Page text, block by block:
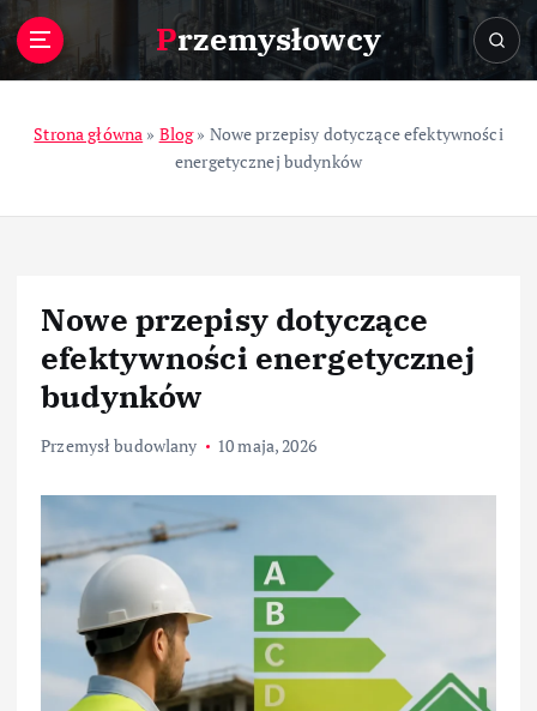
Przemysłowcy
Strona główna » Blog» Nowe przepisy dotyczące efektywności
energetycznej budynków
Nowe przepisy dotyczące
efektywności energetycznej
budynków
Przemysł budowlany 10 maja, 2026